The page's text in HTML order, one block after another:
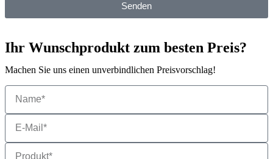
Senden
Ihr Wunschprodukt zum besten Preis?
Machen Sie uns einen unverbindlichen Preisvorschlag!